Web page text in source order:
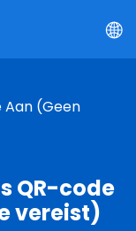
Aan (geen
QR-code
vereist)